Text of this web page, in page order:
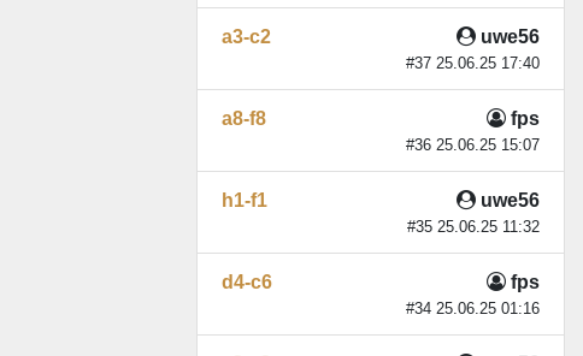
uwe56
#37 25.06.25 17:40
a3-c2
fps
#36 25.06.25 15:07
a8-f8
uwe56
#35 25.06.25 11:32
h1-f1
fps
#34 25.06.25 01:16
d4-c6